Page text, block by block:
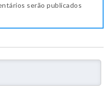
serão publicados